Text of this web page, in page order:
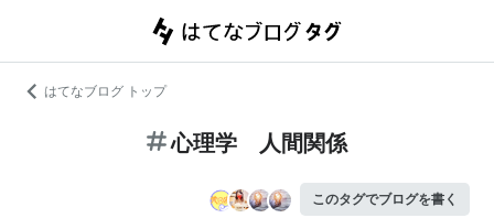
はてなブログ トップ
心理学 人間関係
このタグでブログを書く